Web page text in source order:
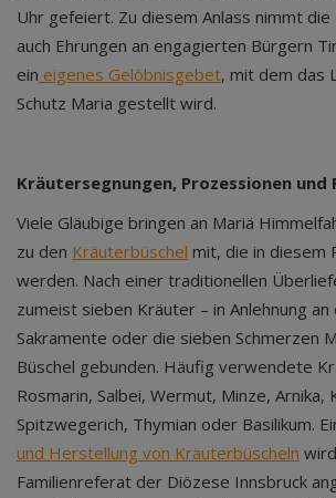
Uhr gefeiert. Zu diesem Anlass nimmt
auch Ehrungen an engagierten Bürgern
ein eigenes Gelöbnisgebet, mit dem das
Schutz Maria gestellt wird.
Kräutersegnungen, Prozessionen und
Viele Gläubige bringen an Mariä
zu den Kräuterbüschel mit, die in diesem
werden. Nach einer traditionellen
zumeist sieben Kräuter – in Anlehnung an
Sakramente oder die sieben Schmerzen
Büschel gebunden. Häufig verwendete
Rosmarin, Salbei, Wermut, Minze, Arnika,
Spitzwegerich, Thymian oder Basilikum.
und Herstellung von Kräuterbüscheln
Familienreferat der Diözese Innsbruck